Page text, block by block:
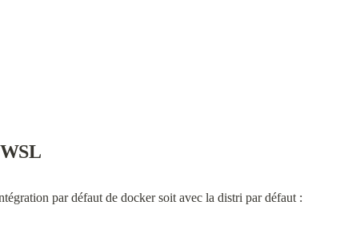
par défaut de docker soit avec la distri par défaut :